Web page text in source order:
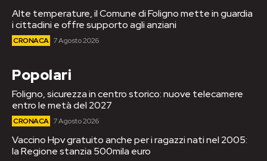
Alte temperature, il Comune di Foligno mette in guardia
i cittadini e offre supporto agli anziani
CRONACA 7 Agosto 2026
Popolari
Foligno, sicurezza in centro storico: nuove telecamere
entro le metà del 2027
CRONACA 7 Agosto 2026
Vaccino Hpv gratuito anche per i ragazzi nati nel 2005:
la Regione stanzia 500mila euro